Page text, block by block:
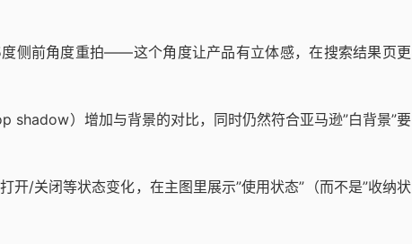
侧前角度重拍——这个角度让产品有立体感，在搜索结果页更
shadow）增加与背景的对比，同时仍然符合亚马逊”白背景”要
开/关闭等状态变化，在主图里展示”使用状态”（而不是”收纳状